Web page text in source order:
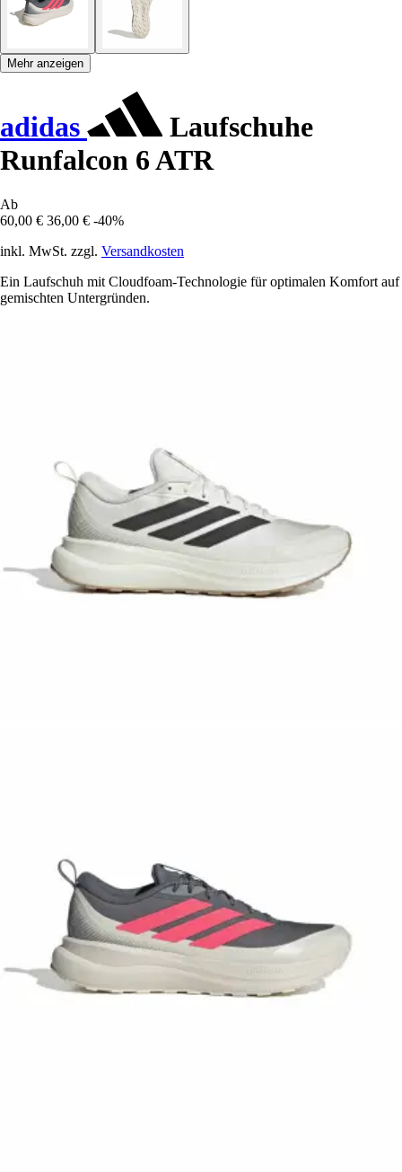
Mehr anzeigen
adidas
Laufschuhe
Runfalcon 6 ATR
Ab
60,00 € 36,00 € -40%
inkl. MwSt. zzgl. Versandkosten
Ein Laufschuh mit Cloudfoam-Technologie für optimalen Komfort auf
gemischten Untergründen.